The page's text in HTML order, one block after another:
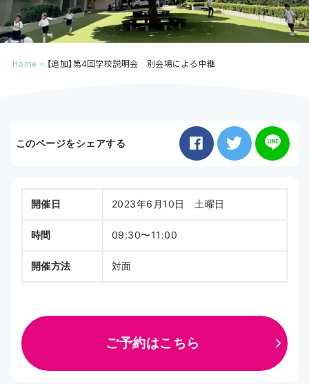
アクセス
Home 【追加】第4回学校説明会 別会場による中継
このページをシェアする
開催日 2023年6月10日 土曜日
時間 09:30〜11:00
開催方法 対面
ご予約はこちら